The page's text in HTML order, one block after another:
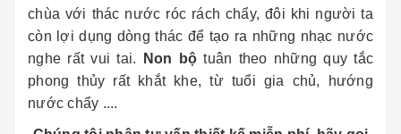
chùa với thác nước róc rách chẩy, đôi khi người ta
còn lợi dụng dòng thác để tạo ra những nhạc nước
nghe rất vui tai.
Non bộ tuân theo những quy tắc
phong thủy rất khắt khe, từ tuổi gia chủ, hướng
nước chẩy ....